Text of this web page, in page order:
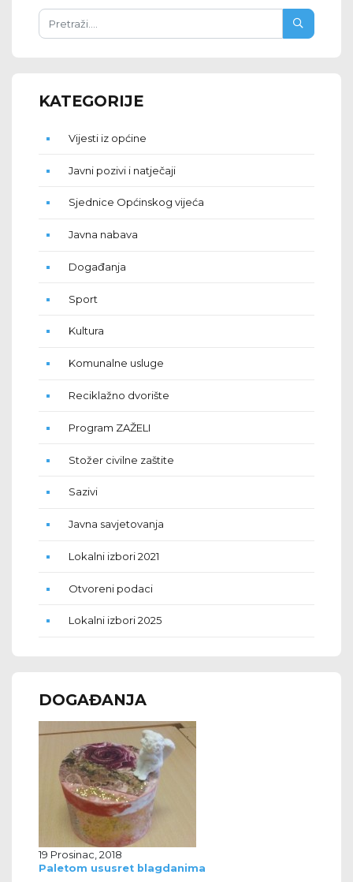
KATEGORIJE
Vijesti iz općine
Javni pozivi i natječaji
Sjednice Općinskog vijeća
Javna nabava
Događanja
Sport
Kultura
Komunalne usluge
Reciklažno dvorište
Program ZAŽELI
Stožer civilne zaštite
Sazivi
Javna savjetovanja
Lokalni izbori 2021
Otvoreni podaci
Lokalni izbori 2025
DOGAĐANJA
19 Prosinac, 2018
Paletom ususret blagdanima